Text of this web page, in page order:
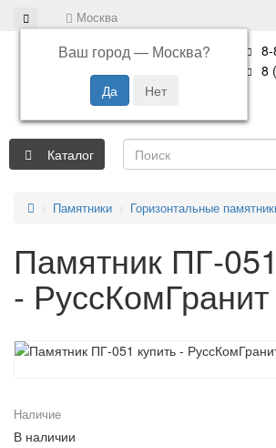
Москва
Ваш город — Москва?
8
Каталог
Памятники Горизонтальные
Памятник ПГ-
- РуссКомГранит
Наличие
В наличии